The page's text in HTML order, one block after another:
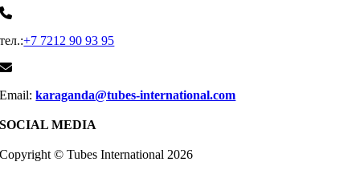
тел.:+7 7212 90 93 95
Email:karaganda@tubes-international.com
SOCIAL MEDIA
Copyright © Tubes International 2026